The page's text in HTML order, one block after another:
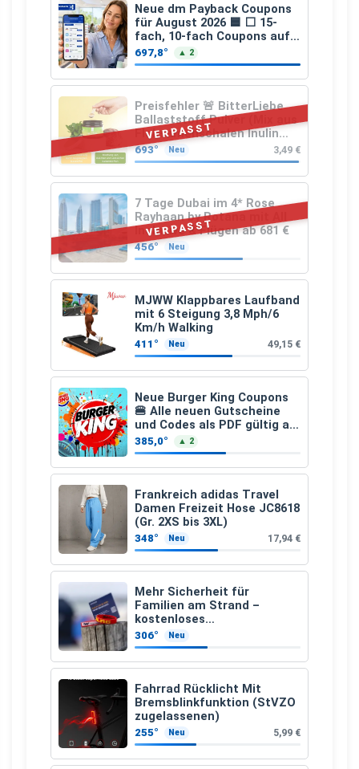
Neue dm Payback Coupons
für August 2026 🟦 ⬜ 15-
fach, 10-fach Coupons auf
den gesamten Einkauf ab 2
€
697,8° ▲ 2
VERPASST
Preisfehler 🚨 BitterLiebe
Ballaststoff Pulver (Mix aus
Flohsamenschalen Inulin
(Präbiotika) Leinsamen &
Apfelfaser)
693° Neu 3,49 €
VERPASST
7 Tage Dubai im 4* Rose
Rayhaan by Rotana mit All
Inclusive & Flügen ab 681 €
456° Neu
MJWW Klappbares Laufband
mit 6 Steigung 3,8 Mph/6
Km/h Walking
411° Neu 49,15 €
Neue Burger King Coupons
🍔 Alle neuen Gutscheine
und Codes als PDF gültig ab
25.07.2026 bis 04.09.2026
385,0° ▲ 2
Frankreich adidas Travel
Damen Freizeit Hose JC8618
(Gr. 2XS bis 3XL)
348° Neu 17,94 €
Mehr Sicherheit für
Familien am Strand –
kostenloses
Kindersuchband der DLRG
306° Neu
Fahrrad Rücklicht Mit
Bremsblinkfunktion (StVZO
zugelassenen)
255° Neu 5,99 €